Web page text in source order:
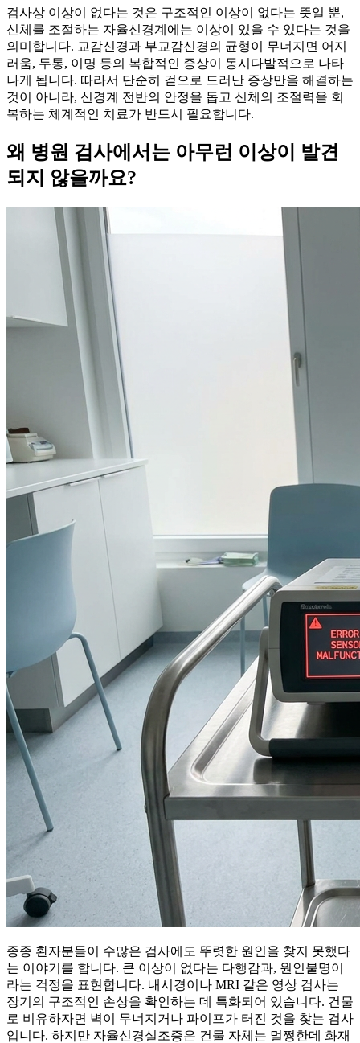
검사상 이상이 없다는 것은 구조적인 이상이 없다는 뜻일 뿐,
신체를 조절하는 자율신경계에는 이상이 있을 수 있다는 것을
의미합니다. 교감신경과 부교감신경의 균형이 무너지면 어지
러움, 두통, 이명 등의 복합적인 증상이 동시다발적으로 나타
나게 됩니다. 따라서 단순히 겉으로 드러난 증상만을 해결하는
것이 아니라, 신경계 전반의 안정을 돕고 신체의 조절력을 회
복하는 체계적인 치료가 반드시 필요합니다.
왜 병원 검사에서는 아무런 이상이 발견
되지 않을까요?
종종 환자분들이 수많은 검사에도 뚜렷한 원인을 찾지 못했다
는 이야기를 합니다. 큰 이상이 없다는 다행감과, 원인불명이
라는 걱정을 표현합니다. 내시경이나 MRI 같은 영상 검사는
장기의 구조적인 손상을 확인하는 데 특화되어 있습니다. 건물
로 비유하자면 벽이 무너지거나 파이프가 터진 것을 찾는 검사
입니다. 하지만 자율신경실조증은 건물 자체는 멀쩡한데 화재